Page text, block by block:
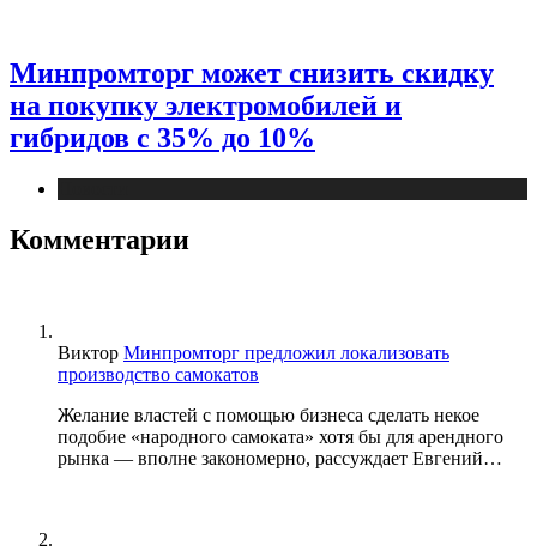
Минпромторг может снизить скидку
на покупку электромобилей и
гибридов с 35% до 10%
Комментарии
Виктор Минпромторг предложил локализовать
производство самокатов
Желание властей с помощью бизнеса сделать некое
подобие «народного самоката» хотя бы для арендного
рынка — вполне закономерно, рассуждает Евгений…